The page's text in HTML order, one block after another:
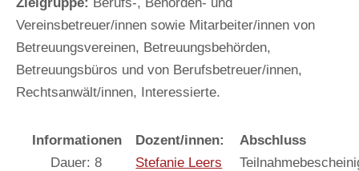
Vereinsbetreuer/innen sowie Mitarbeiter/innen von
Betreuungsvereinen, Betreuungsbehörden,
Betreuungsbüros und von Berufsbetreuer/innen,
Rechtsanwält/innen, Interessierte.
Informationen
Dauer: 8
Dozent/innen:
Stefanie Leers
Abschluss